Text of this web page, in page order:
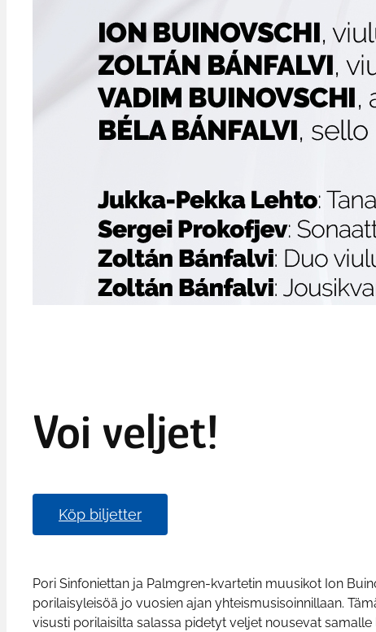
Voi veljet!
Köp biljetter
Pori Sinfoniettan ja Palmgren-kvartetin muusikot Ion
porilaisyleisöä jo vuosien ajan yhteismusisoinnillaan.
visusti porilaisilta salassa pidetyt veljet nousevat